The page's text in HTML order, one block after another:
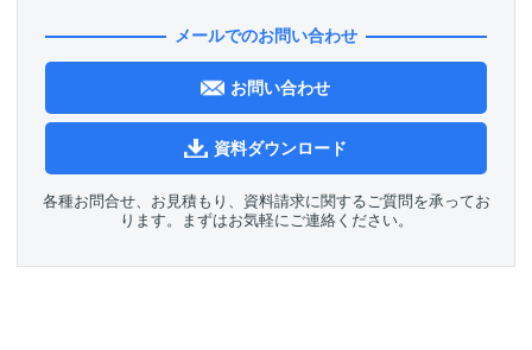
メールでのお問い合わせ
お問い合わせ
資料ダウンロード
各種お問合せ、お見積もり、資料請求に関するご質問を承ってお
ります。まずはお気軽にご連絡ください。